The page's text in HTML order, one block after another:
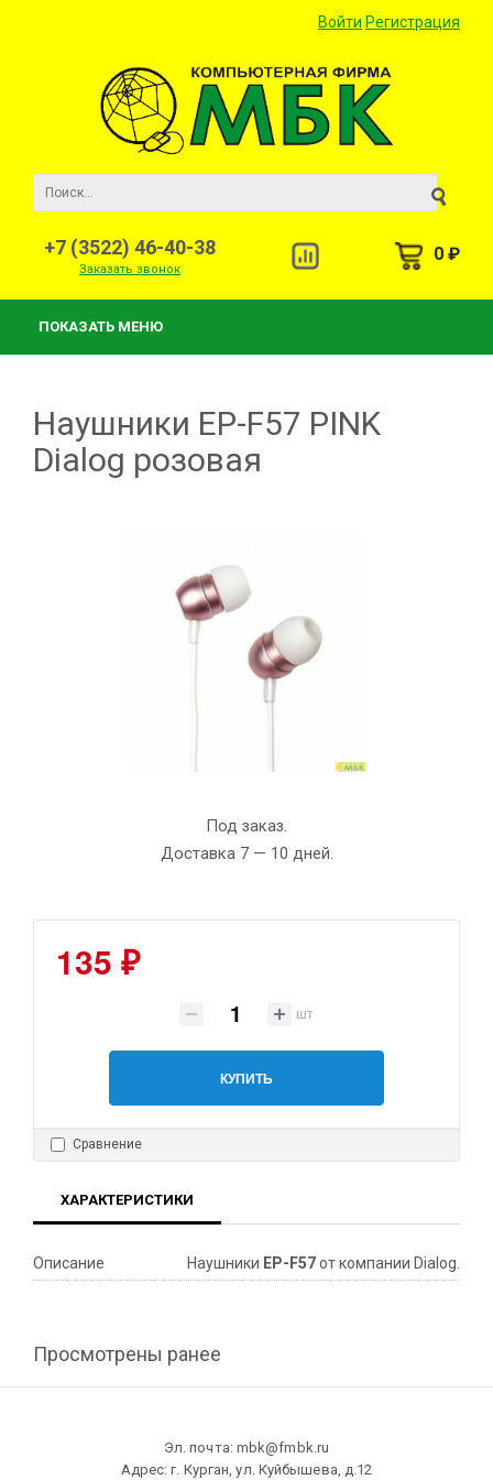
Войти Регистрация
+7 (3522) 46-40-38
Заказать звонок
0 ₽
ПОКАЗАТЬ МЕНЮ
Наушники EP-F57 PINK
Dialog розовая
Под заказ.
Доставка 7 — 10 дней.
135 ₽
шт
КУПИТЬ
Сравнение
ХАРАКТЕРИСТИКИ
Описание Наушники EP-F57от компании Dialog.
Просмотрены ранее
Эл. почта: mbk@fmbk.ru
Адрес: г. Курган, ул. Куйбышева, д.12